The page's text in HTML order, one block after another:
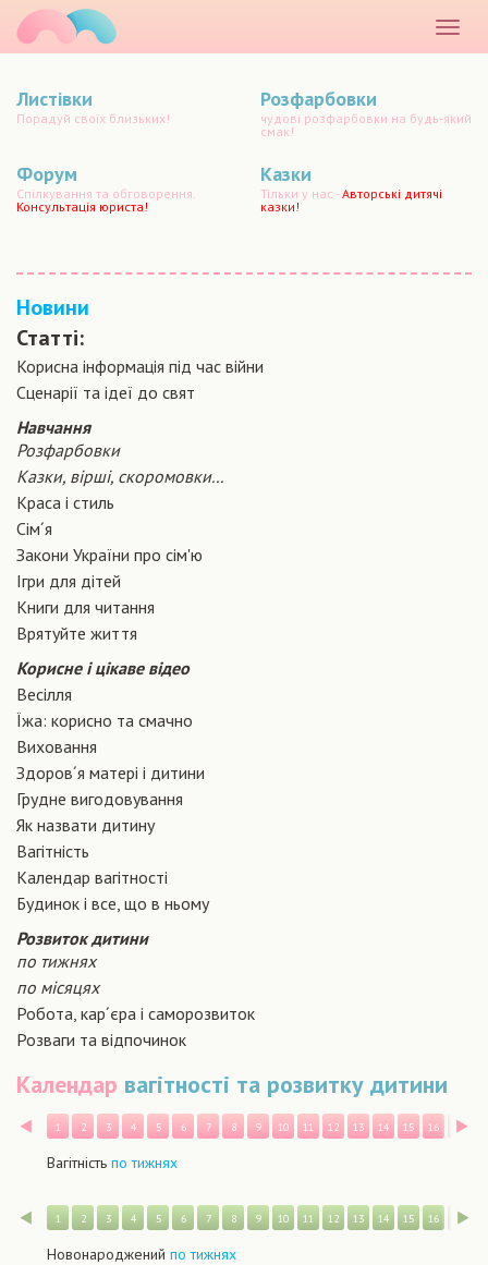
меню
Листівки
Порадуй своїх близьких!
Розфарбовки
чудові розфарбовки на будь-який
смак!
Форум
Спілкування та обговорення.
Консультація юриста!
Казки
Тільки у нас -Авторські дитячі
казки!
Новини
Статті:
Корисна інформація під час війни
Сценарiї та iдеї до свят
Навчання
Розфарбовки
Казки, вірші, скоромовки...
Краса і стиль
Сiм´я
Закони України про сiм'ю
Ігри для дітей
Книги для читання
Врятуйте життя
Корисне і цікаве відео
Весілля
Їжа: корисно та смачно
Виховання
Здоров´я матері і дитини
Грудне вигодовування
Як назвати дитину
Вагiтнiсть
Календар вагітності
Будинок і все, що в ньому
Розвиток дитини
по тижнях
по місяцях
Робота, кар´єра і саморозвиток
Розваги та відпочинок
Календар вагітності та розвитку дитини
Назад
1 2 3 4 5 6 7 8 9 10 11 12 13 14 15 16 17
Вагітність по тижнях
Назад
1 2 3 4 5 6 7 8 9 10 11 12 13 14 15 16 17
Новонароджений по тижнях